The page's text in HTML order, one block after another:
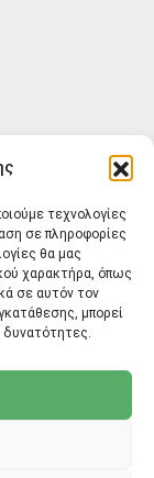
τεχνολογίες
σε πληροφορίες
θα μας
χαρακτήρα, όπως
σε αυτόν τον
μπορεί
δυνατότητες.